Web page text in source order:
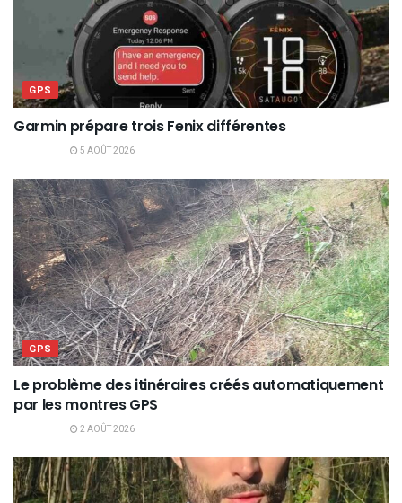
GPS
Garmin prépare trois Fenix différentes
5 AOÛT 2026
GPS
Le problème des itinéraires créés automatiquement
par les montres GPS
2 AOÛT 2026